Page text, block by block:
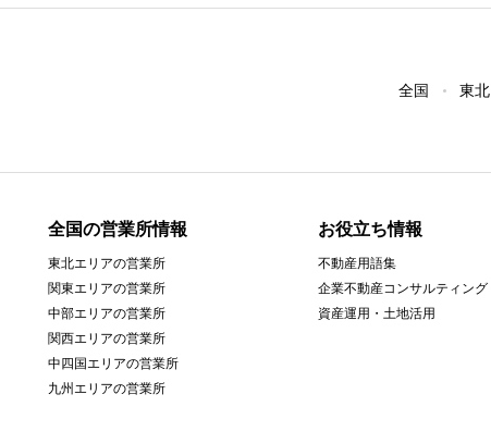
全国 東北
全国の営業所情報
東北エリアの営業所
関東エリアの営業所
中部エリアの営業所
関西エリアの営業所
中四国エリアの営業所
九州エリアの営業所
お役立ち情報
不動産用語集
企業不動産コンサルティング
資産運用・土地活用